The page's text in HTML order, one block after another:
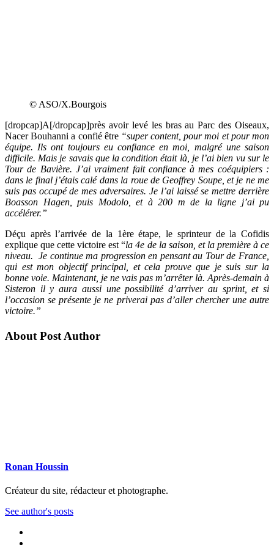
© ASO/X.Bourgois
[dropcap]A[/dropcap]près avoir levé les bras au Parc des Oiseaux,
Nacer Bouhanni a confié être “super content, pour moi et pour mon
équipe. Ils ont toujours eu confiance en moi, malgré une saison
difficile. Mais je savais que la condition était là, je l’ai bien vu sur le
Tour de Bavière. J’ai vraiment fait confiance à mes coéquipiers :
dans le final j’étais calé dans la roue de Geoffrey Soupe, et je ne me
suis pas occupé de mes adversaires. Je l’ai laissé se mettre derrière
Boasson Hagen, puis Modolo, et à 200 m de la ligne j’ai pu
accélérer.”
Déçu après l’arrivée de la 1ère étape, le sprinteur de la Cofidis
explique que cette victoire est “la 4e de la saison, et la première à ce
niveau. Je continue ma progression en pensant au Tour de France,
qui est mon objectif principal, et cela prouve que je suis sur la
bonne voie. Maintenant, je ne vais pas m’arrêter là. Après-demain à
Sisteron il y aura aussi une possibilité d’arriver au sprint, et si
l’occasion se présente je ne priverai pas d’aller chercher une autre
victoire.”
About Post Author
Ronan Houssin
Créateur du site, rédacteur et photographe.
See author's posts